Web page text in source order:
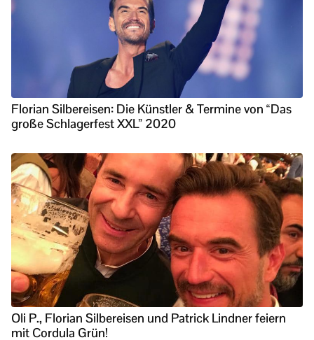
Florian Silbereisen: Die Künstler & Termine von “Das
große Schlagerfest XXL” 2020
Oli P., Florian Silbereisen und Patrick Lindner feiern
mit Cordula Grün!